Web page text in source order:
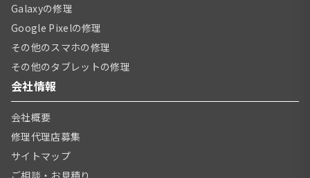
Galaxyの修理
Google Pixelの修理
その他のスマホの修理
その他のタブレットの修理
会社情報
会社概要
修理代理店募集
サイトマップ